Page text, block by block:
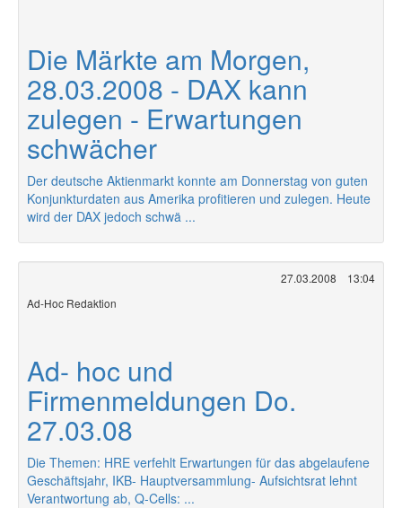
Die Märkte am Morgen,
28.03.2008 - DAX kann
zulegen - Erwartungen
schwächer
Der deutsche Aktienmarkt konnte am Donnerstag von guten
Konjunkturdaten aus Amerika profitieren und zulegen. Heute
wird der DAX jedoch schwä ...
27.03.2008
13:04
Ad-Hoc Redaktion
Ad- hoc und
Firmenmeldungen Do.
27.03.08
Die Themen: HRE verfehlt Erwartungen für das abgelaufene
Geschäftsjahr, IKB- Hauptversammlung- Aufsichtsrat lehnt
Verantwortung ab, Q-Cells: ...